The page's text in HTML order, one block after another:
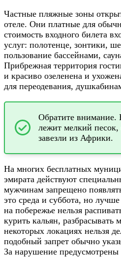
Частные пляжные зоны
отеле. Они платные для
стоимость входного билета
услуг: полотенце, зонтики,
пользование бассейнами,
Прибрежная территория
и красиво озеленена и
для переодевания,
Обратите внимание.
лежит мелкий
завезли из Африки.
На многих бесплатных
эмирата действуют
мужчинам запрещено
это среда и суббота, но
на побережье нельзя
курить кальян, разбрасывать
некоторых локациях нельзя
подобный запрет обычно
За нарушение предусмотрены